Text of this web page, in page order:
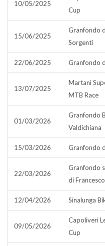
10/05/2025
Cup
15/06/2025
Granfondo
Sorgenti
22/06/2025 Granfondo
13/07/2025
Martani
MTB Race
01/03/2026
Granfondo
Valdichiana
15/03/2026 Granfondo
22/03/2026
Granfondo
di Francesco
12/04/2026 Sinalunga
09/05/2026
Capoliveri
Cup